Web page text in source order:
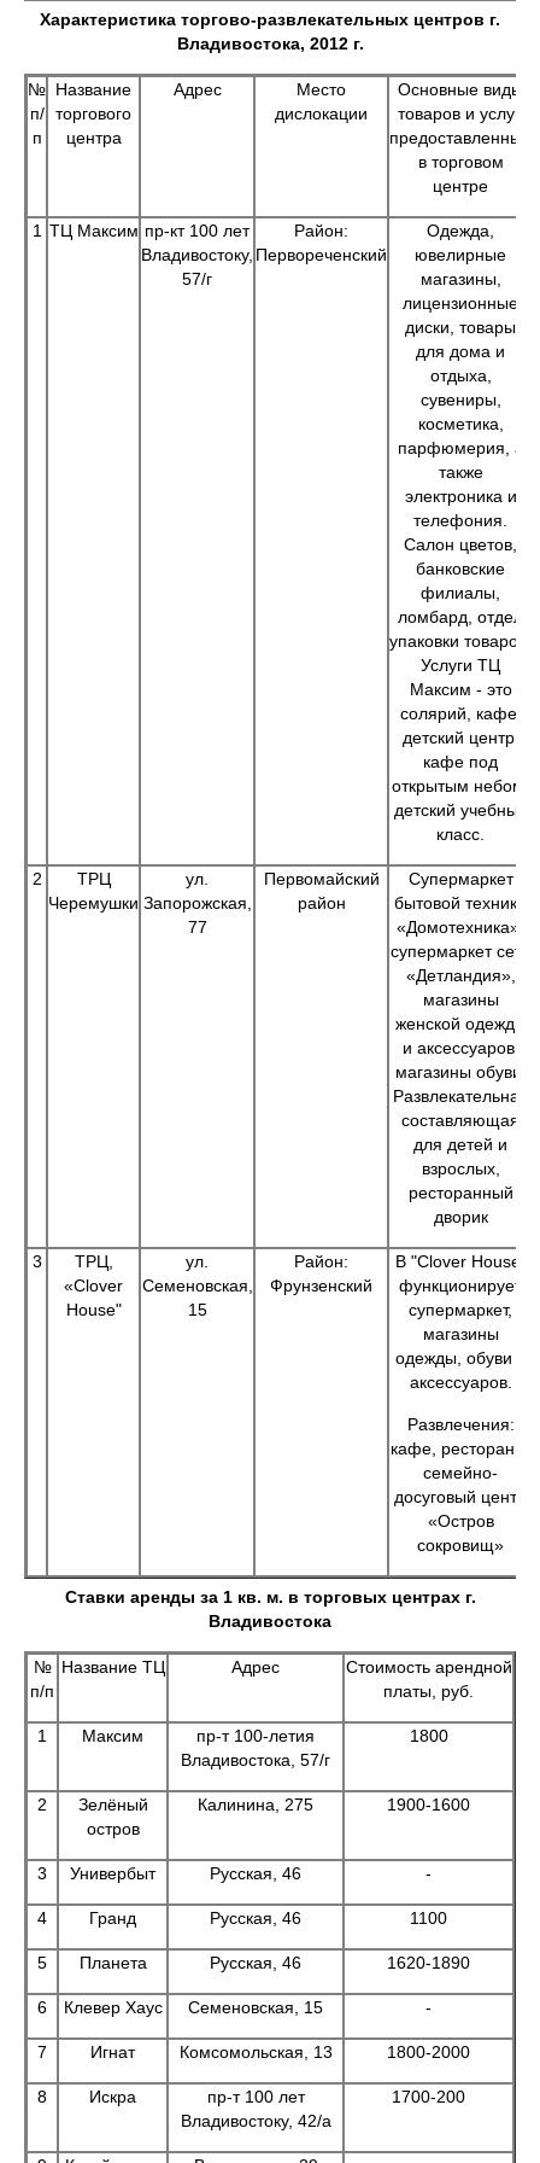
Характеристика торгово-развлекательных центров г.
Владивостока, 2012 г.
№
п/
п
Название
торгового
центра
Адрес
Место
дислокации
Основные виды
товаров и услуг,
предоставленные
в торговом
центре
1 ТЦ Максим пр-кт 100 лет
Владивостоку,
57/г
Район:
Первореченский
Одежда,
ювелирные
магазины,
лицензионные
диски, товары
для дома и
отдыха,
сувениры,
косметика,
парфюмерия, а
также
электроника и
телефония.
Салон цветов,
банковские
филиалы,
ломбард, отдел
упаковки товаров.
Услуги ТЦ
Максим - это
солярий, кафе,
детский центр,
кафе под
открытым небом,
детский учебный
класс.
2
ТРЦ
Черемушки
ул.
Запорожская,
77
Первомайский
район
Супермаркет
бытовой техники
«Домотехника»,
супермаркет сети
«Детландия»,
магазины
женской одежды
и аксессуаров,
магазины обуви.
Развлекательная
составляющая
для детей и
взрослых,
ресторанный
дворик
3
ТРЦ,
«Clover
House"
ул.
Семеновская,
15
Район:
Фрунзенский
В "Clover House"
функционирует
супермаркет,
магазины
одежды, обуви и
аксессуаров.
Развлечения:
кафе, рестораны,
семейно-
досуговый центр
«Остров
сокровищ»
Ставки аренды за 1 кв. м. в торговых центрах г.
Владивостока
№
п/п
Название ТЦ Адрес
Стоимость арендной
платы, руб.
1 Максим
пр-т 100-летия
Владивостока, 57/г
1800
2
Зелёный
остров
Калинина, 275 1900-1600
3 Универбыт Русская, 46 -
4 Гранд Русская, 46 1100
5 Планета Русская, 46 1620-1890
6 Клевер Хаус Семеновская, 15 -
7 Игнат Комсомольская, 13 1800-2000
8 Искра
пр-т 100 лет
Владивостоку, 42/а
1700-200